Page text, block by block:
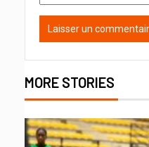
MORE STORIES